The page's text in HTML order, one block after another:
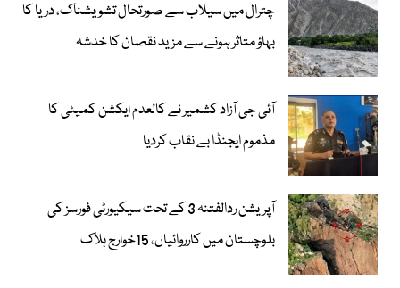
چترال میں سیلاب سے صورتحال تشویشناک، دریا کا
بہاؤ متاثر ہونے سے مزید نقصان کا خدشہ
آئی جی آزاد کشمیر نے کالعدم ایکشن کمیٹی کا
مذموم ایجنڈا بے نقاب کردیا
آپریشن ردالفتنہ 3 کے تحت سیکیورٹی فورسز کی
بلوچستان میں کارروائیاں، 15خوارج ہلاک